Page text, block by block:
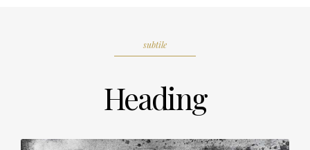
subtile
Heading